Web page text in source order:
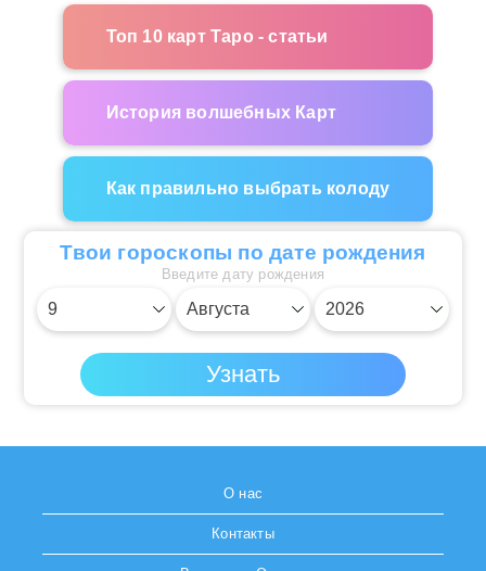
Топ 10 карт Таро - статьи
История волшебных Карт
Как правильно выбрать колоду
Твои гороскопы по дате рождения
Введите дату рождения
О нас
Контакты